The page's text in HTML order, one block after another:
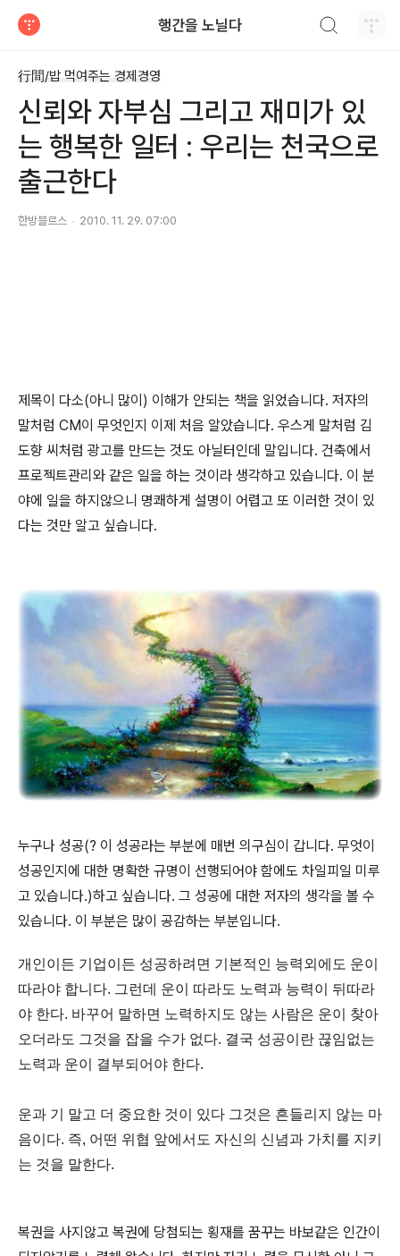
행간을 노닐다
行間/밥 먹여주는 경제경영
신뢰와 자부심 그리고 재미가 있
는 행복한 일터 : 우리는 천국으로
출근한다
한방블르스 2010. 11. 29. 07:00
제목이 다소(아니 많이) 이해가 안되는 책을 읽었습니다. 저자의
말처럼 CM이 무엇인지 이제 처음 알았습니다. 우스게 말처럼 김
도향 씨처럼 광고를 만드는 것도 아닐터인데 말입니다. 건축에서
프로젝트관리와 같은 일을 하는 것이라 생각하고 있습니다. 이 분
야에 일을 하지않으니 명쾌하게 설명이 어렵고 또 이러한 것이 있
다는 것만 알고 싶습니다.
누구나 성공(? 이 성공라는 부분에 매번 의구심이 갑니다. 무엇이
성공인지에 대한 명확한 규명이 선행되어야 함에도 차일피일 미루
고 있습니다.)하고 싶습니다. 그 성공에 대한 저자의 생각을 볼 수
있습니다. 이 부분은 많이 공감하는 부분입니다.
개인이든 기업이든 성공하려면 기본적인 능력외에도 운이
따라야 합니다. 그런데 운이 따라도 노력과 능력이 뒤따라
야 한다. 바꾸어 말하면 노력하지도 않는 사람은 운이 찾아
오더라도 그것을 잡을 수가 없다. 결국 성공이란 끊임없는
노력과 운이 결부되어야 한다.
운과 기 말고 더 중요한 것이 있다 그것은 흔들리지 않는 마
음이다. 즉, 어떤 위협 앞에서도 자신의 신념과 가치를 지키
는 것을 말한다.
복권을 사지않고 복권에 당첨되는 횡재를 꿈꾸는 바보같은 인간이